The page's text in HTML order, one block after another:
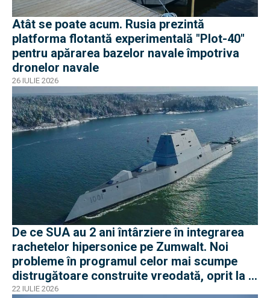
Atât se poate acum. Rusia prezintă
platforma flotantă experimentală "Plot-40"
pentru apărarea bazelor navale împotriva
dronelor navale
26 IULIE 2026
De ce SUA au 2 ani întârziere în integrarea
rachetelor hipersonice pe Zumwalt. Noi
probleme în programul celor mai scumpe
distrugătoare construite vreodată, oprit la 3
nave
22 IULIE 2026